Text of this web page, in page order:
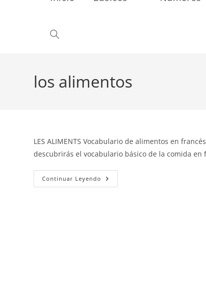
Alternar
la
web
los alimentos
LES ALIMENTS Vocabulario de alimentos en
descubrirás el vocabulario básico de la comida
Continuar Leyendo Los
Alimentos